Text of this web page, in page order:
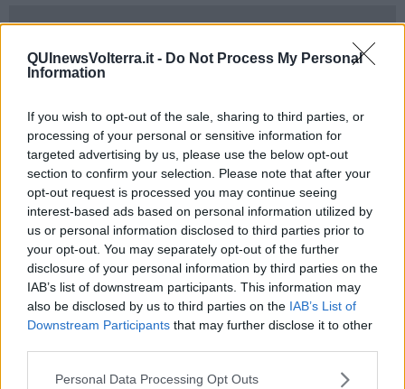
QUInewsVolterra.it - Do Not Process My Personal
Information
If you wish to opt-out of the sale, sharing to third parties, or
processing of your personal or sensitive information for
targeted advertising by us, please use the below opt-out
section to confirm your selection. Please note that after your
opt-out request is processed you may continue seeing
interest-based ads based on personal information utilized by
us or personal information disclosed to third parties prior to
your opt-out. You may separately opt-out of the further
disclosure of your personal information by third parties on the
IAB’s list of downstream participants. This information may
also be disclosed by us to third parties on the IAB’s List of
Downstream Participants that may further disclose it to other
Personal Data Processing Opt Outs
granduca Pietro Leopoldoè pronta ad aprire sabato 25 Ottobre
Ecomuseo dell'alabastro di Castellina Marittima, con il titolo
"In viaggio con Pietro Leopoldo".
L’esposizione, realizzata dall’associazione Microstoriacon il
contributo della Regione Toscana attraverso il bando dedicato alle
celebrazioni dei260esimo dall’insediamento del Granduca
Leopoldo di Toscana, sarà visitabile gratuitamente fino all’11
Novembre ogni giorno dalle 16 alle 18.
una trentina di documenti storici
un'accurata ricerca nell’Archivio di Castellina, documenti che
raccontano un importante segmento di storia del territorio.